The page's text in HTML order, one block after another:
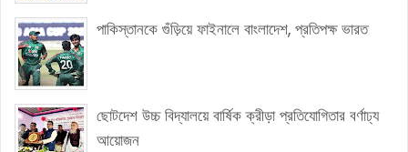
পাকিস্তানকে গুঁড়িয়ে ফাইনালে বাংলাদেশ, প্রতিপক্ষ ভারত
ছোটদেশ উচ্চ বিদ্যালয়ে বার্ষিক ক্রীড়া প্রতিযোগিতার বর্ণাঢ্য
আয়োজন